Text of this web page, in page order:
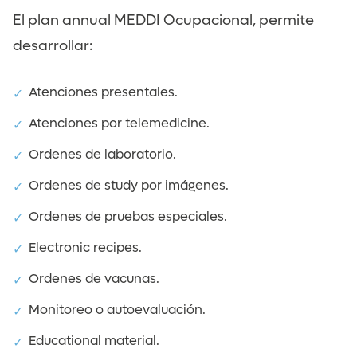
El plan annual MEDDI Ocupacional, permite
desarrollar:
Atenciones presentales.
Atenciones por telemedicine.
Ordenes de laboratorio.
Ordenes de study por imágenes.
Ordenes de pruebas especiales.
Electronic recipes.
Ordenes de vacunas.
Monitoreo o autoevaluación.
Educational material.